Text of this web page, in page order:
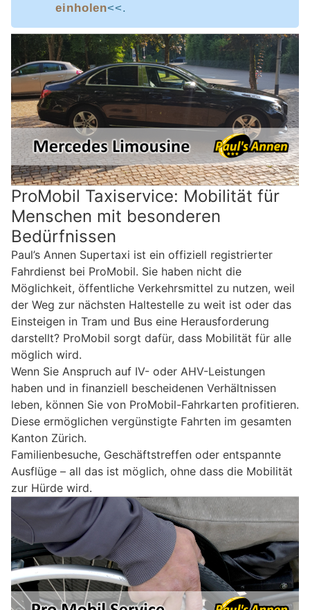
einholen<<.
ProMobil Taxiservice: Mobilität für
Menschen mit besonderen
Bedürfnissen
Paul’s Annen Supertaxi ist ein offiziell registrierter
Fahrdienst bei ProMobil. Sie haben nicht die
Möglichkeit, öffentliche Verkehrsmittel zu nutzen, weil
der Weg zur nächsten Haltestelle zu weit ist oder das
Einsteigen in Tram und Bus eine Herausforderung
darstellt? ProMobil sorgt dafür, dass Mobilität für alle
möglich wird.
Wenn Sie Anspruch auf IV- oder AHV-Leistungen
haben und in finanziell bescheidenen Verhältnissen
leben, können Sie von ProMobil-Fahrkarten profitieren.
Diese ermöglichen vergünstigte Fahrten im gesamten
Kanton Zürich.
Familienbesuche, Geschäftstreffen oder entspannte
Ausflüge – all das ist möglich, ohne dass die Mobilität
zur Hürde wird.